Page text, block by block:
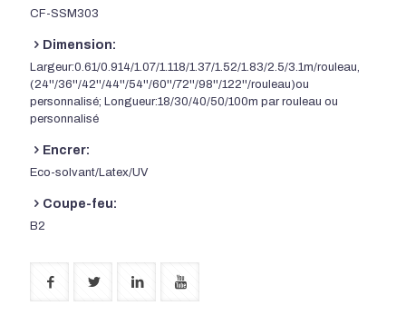
CF-SSM303
Dimension:
Largeur:0.61/0.914/1.07/1.118/1.37/1.52/1.83/2.5/3.1m/rouleau,
(24''/36''/42''/44''/54''/60''/72''/98''/122''/rouleau)ou
personnalisé; Longueur:18/30/40/50/100m par rouleau ou
personnalisé
Encrer:
Eco-solvant/Latex/UV
Coupe-feu:
B2